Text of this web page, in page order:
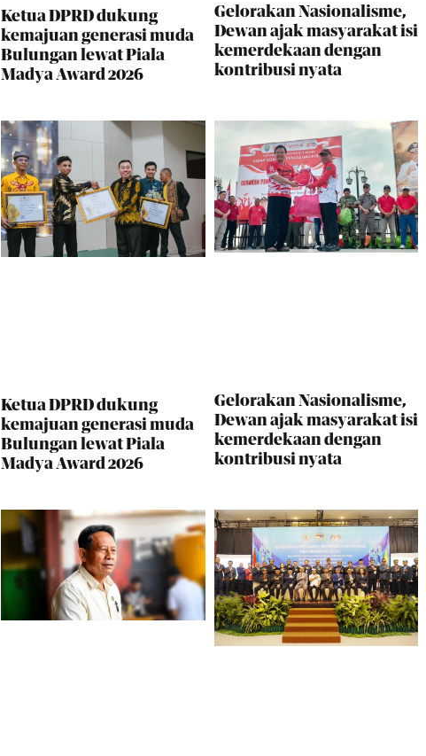
Ketua DPRD dukung
kemajuan generasi muda
Bulungan lewat Piala
Madya Award 2026
Gelorakan Nasionalisme,
Dewan ajak masyarakat isi
kemerdekaan dengan
kontribusi nyata
Ketua DPRD dukung
kemajuan generasi muda
Bulungan lewat Piala
Madya Award 2026
Gelorakan Nasionalisme,
Dewan ajak masyarakat isi
kemerdekaan dengan
kontribusi nyata